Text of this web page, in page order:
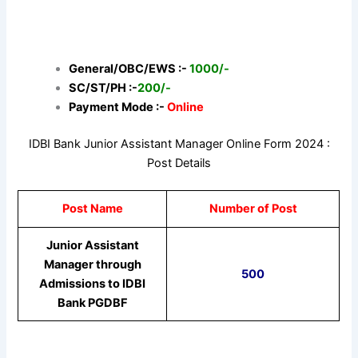
General/OBC/EWS :- 1000/-
SC/ST/PH :-200/-
Payment Mode :-Online
IDBI Bank Junior Assistant Manager Online Form 2024 :
Post Details
Post Name Number of Post
Junior Assistant
Manager through
Admissions to IDBI
Bank PGDBF
500